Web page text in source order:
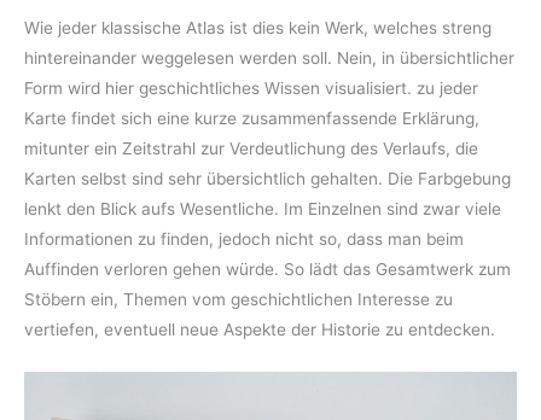
Wie jeder klassische Atlas ist dies kein Werk, welches streng
hintereinander weggelesen werden soll. Nein, in übersichtlicher
Form wird hier geschichtliches Wissen visualisiert. zu jeder
Karte findet sich eine kurze zusammenfassende Erklärung,
mitunter ein Zeitstrahl zur Verdeutlichung des Verlaufs, die
Karten selbst sind sehr übersichtlich gehalten. Die Farbgebung
lenkt den Blick aufs Wesentliche. Im Einzelnen sind zwar viele
Informationen zu finden, jedoch nicht so, dass man beim
Auffinden verloren gehen würde. So lädt das Gesamtwerk zum
Stöbern ein, Themen vom geschichtlichen Interesse zu
vertiefen, eventuell neue Aspekte der Historie zu entdecken.